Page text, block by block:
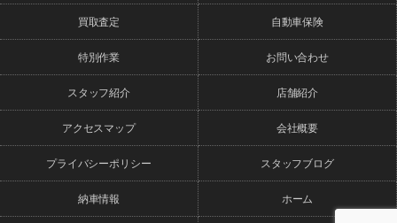
買取査定 自動車保険
特別作業 お問い合わせ
スタッフ紹介 店舗紹介
アクセスマップ 会社概要
プライバシーポリシー スタッフブログ
納車情報 ホーム